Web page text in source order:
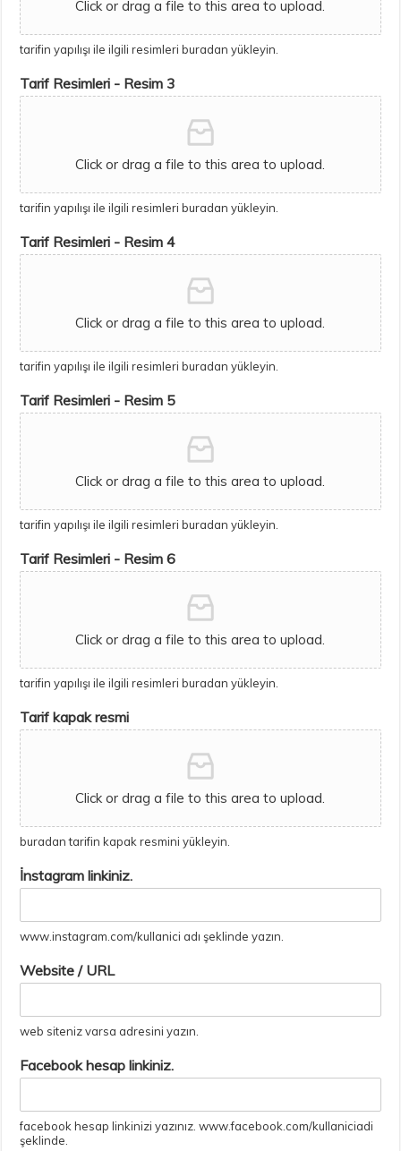
Click or drag a file to this area to upload.
tarifin yapılışı ile ilgili resimleri buradan yükleyin.
Tarif Resimleri - Resim 3
Click or drag a file to this area to upload.
tarifin yapılışı ile ilgili resimleri buradan yükleyin.
Tarif Resimleri - Resim 4
Click or drag a file to this area to upload.
tarifin yapılışı ile ilgili resimleri buradan yükleyin.
Tarif Resimleri - Resim 5
Click or drag a file to this area to upload.
tarifin yapılışı ile ilgili resimleri buradan yükleyin.
Tarif Resimleri - Resim 6
Click or drag a file to this area to upload.
tarifin yapılışı ile ilgili resimleri buradan yükleyin.
Tarif kapak resmi
Click or drag a file to this area to upload.
buradan tarifin kapak resmini yükleyin.
İnstagram linkiniz.
www.instagram.com/kullanici adı şeklinde yazın.
Website / URL
web siteniz varsa adresini yazın.
Facebook hesap linkiniz.
facebook hesap linkinizi yazınız. www.facebook.com/kullaniciadi
şeklinde.